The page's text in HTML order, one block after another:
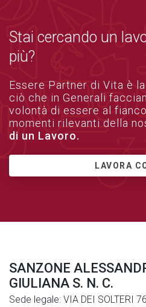
Stai cercando un
più?
Essere Partner di Vita è
ciò che in Generali
volontà di essere al
momenti rilevanti della
di un Lavoro.
LAVORA
SANZONE
GIULIANA S. N. C.
Sede legale: VIA DEI SOLTERI